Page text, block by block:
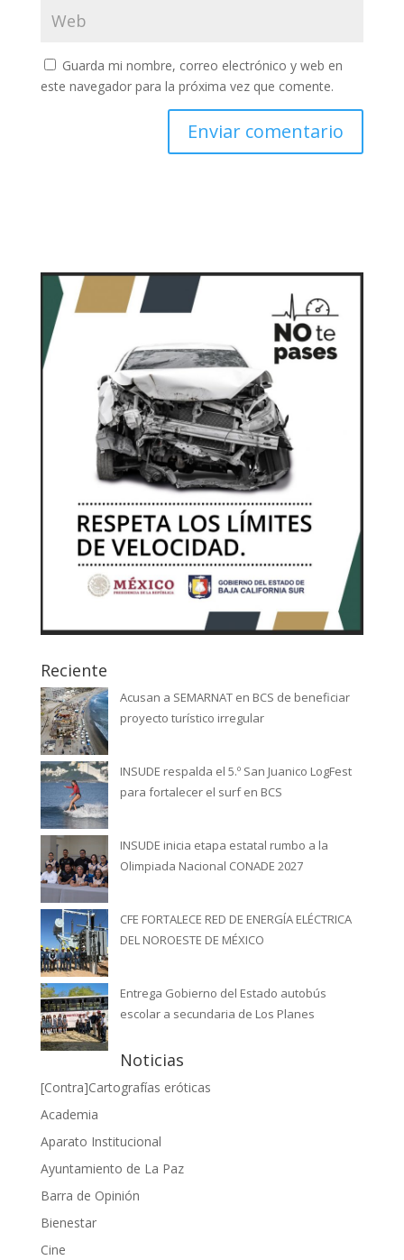
Guarda mi nombre, correo electrónico y web en
este navegador para la próxima vez que comente.
Reciente
Acusan a SEMARNAT en BCS de beneficiar
proyecto turístico irregular
INSUDE respalda el 5.º San Juanico LogFest
para fortalecer el surf en BCS
INSUDE inicia etapa estatal rumbo a la
Olimpiada Nacional CONADE 2027
CFE FORTALECE RED DE ENERGÍA ELÉCTRICA
DEL NOROESTE DE MÉXICO
Entrega Gobierno del Estado autobús
escolar a secundaria de Los Planes
Noticias
[Contra]Cartografías eróticas
Academia
Aparato Institucional
Ayuntamiento de La Paz
Barra de Opinión
Bienestar
Cine